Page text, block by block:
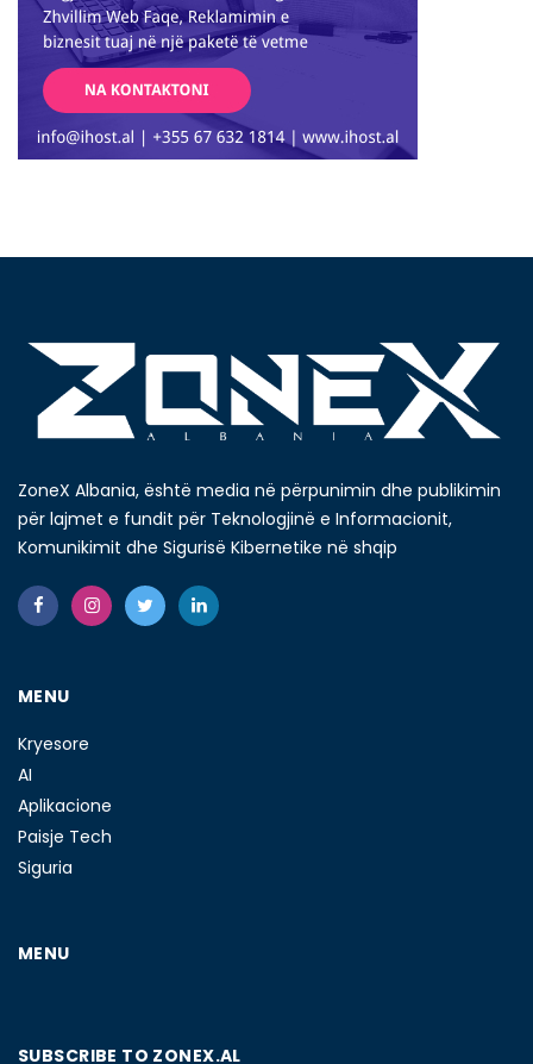
ZoneX Albania, është media në përpunimin dhe publikimin
për lajmet e fundit për Teknologjinë e Informacionit,
Komunikimit dhe Sigurisë Kibernetike në shqip
MENU
Kryesore
AI
Aplikacione
Paisje Tech
Siguria
MENU
SUBSCRIBE TO ZONEX.AL